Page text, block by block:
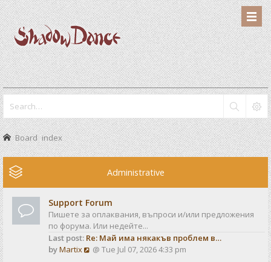
Board index
Administrative
Support Forum
Пишете за оплаквания, въпроси и/или предложения
по форума. Или недейте...
Last post: Re: Май има някакъв проблем в…
byMartix
V@ Tue Jul 07, 2026 4:33 pm